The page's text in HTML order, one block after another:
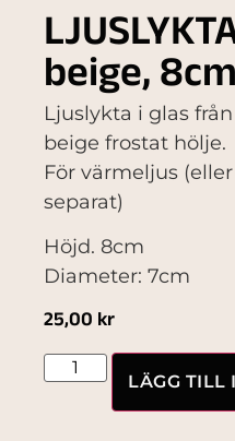
beige, 8cm
Ljuslykta i glas
beige frostat hölje.
För värmeljus
separat)
Höjd. 8cm
Diameter: 7cm
25,00 kr
LÄGG TILL